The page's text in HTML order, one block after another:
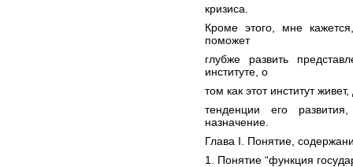
кризиса.
Кроме этого, мне
поможет
глубже развить
институте, о
том как этот институт
тенденции его
назначение.
Глава I. Понятие,
1. Понятие “функция